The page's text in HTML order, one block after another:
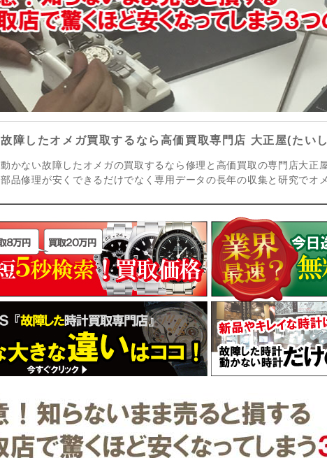
故障したオメガ買取するなら高価買取専門店 大正屋(たい
動かない故障したオメガの買取するなら修理と高価買取の専門店大正
部品修理が安くできるだけでなく専用データの長年の収集と研究でオ